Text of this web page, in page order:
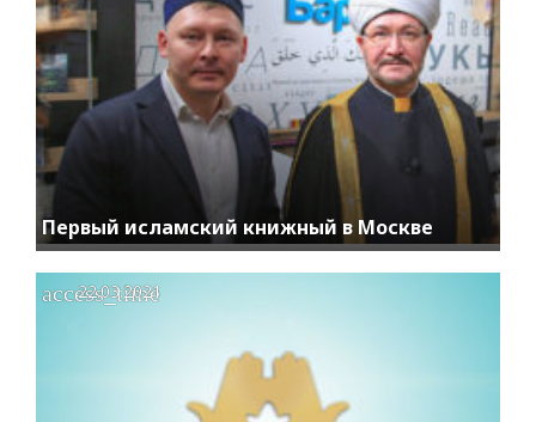
Первый исламский книжный в Москве
access_time
22.03.2021